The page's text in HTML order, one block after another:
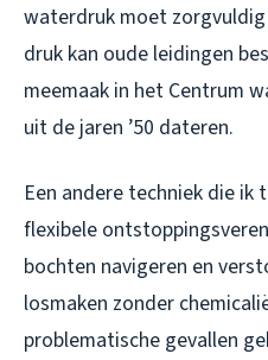
waterdruk moet
druk kan oude leidingen
meemaak in het Centrum
uit de jaren ’50 dateren.
Een andere techniek die ik
flexibele
bochten navigeren en
losmaken zonder
problematische gevallen